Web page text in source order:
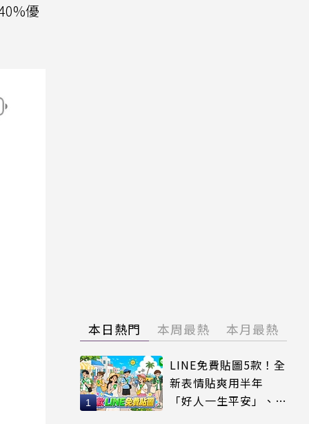
優
本日熱門 本周最熱 本月最熱
LINE免費貼圖5款！全
新表情貼爽用半年
「好人一生平安」、